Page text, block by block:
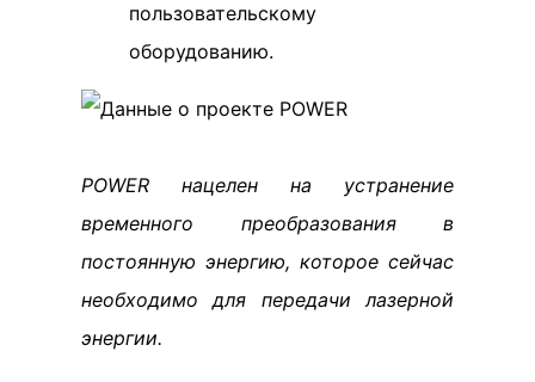
пользовательскому
оборудованию.
POWER нацелен на устранение
временного преобразования в
постоянную энергию, которое сейчас
необходимо для передачи лазерной
энергии.